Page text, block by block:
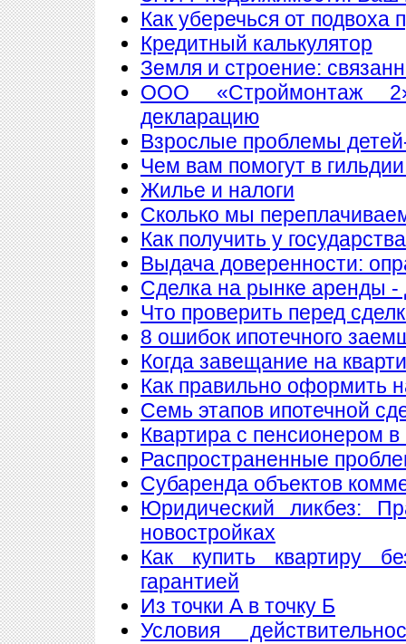
Как уберечься от подвоха
Кредитный калькулятор
Земля и строение:
ООО «Строймонтаж
декларацию
Взрослые проблемы
Чем вам помогут в
Жилье и налоги
Сколько мы
Как получить у
Выдача доверенности:
Сделка на рынке аренды -
Что проверить перед
8 ошибок ипотечного
Когда завещание на
Как правильно оформить
Семь этапов ипотечной
Квартира с пенсионером в
Распространенные
Субаренда объектов
Юридический ликбез:
новостройках
Как купить квартиру
гарантией
Из точки А в точку Б
Условия